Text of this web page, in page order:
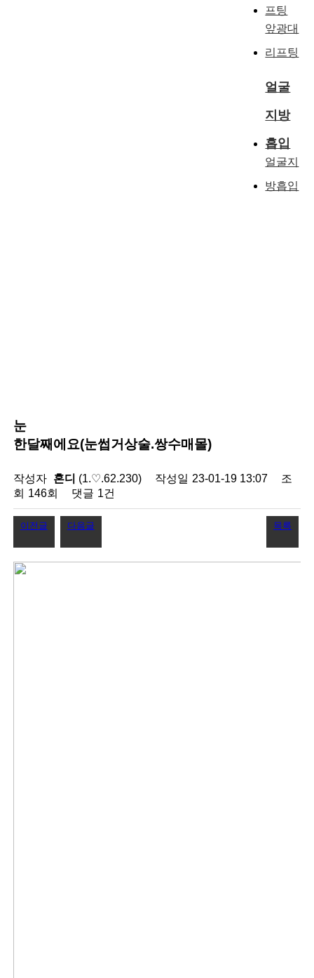
프팅
앞광대
리프팅
얼굴
지방
흡입
얼굴지
방흡입
눈
한달째에요(눈썹거상술.쌍수매몰)
작성자 혼디 (1.♡.62.230) 작성일 23-01-19 13:07
조
회 146회 댓글 1건
이전글 다음글 목록